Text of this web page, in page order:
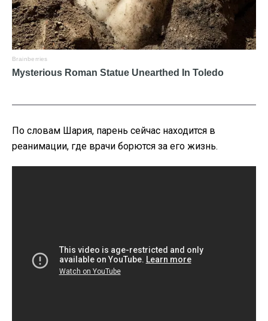
По словам Шария, парень сейчас находится в
реанимации, где врачи борются за его жизнь.